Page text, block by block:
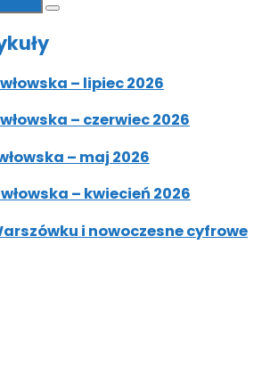
– lipiec 2026
– czerwiec 2026
– maj 2026
– kwiecień 2026
i nowoczesne cyfrowe